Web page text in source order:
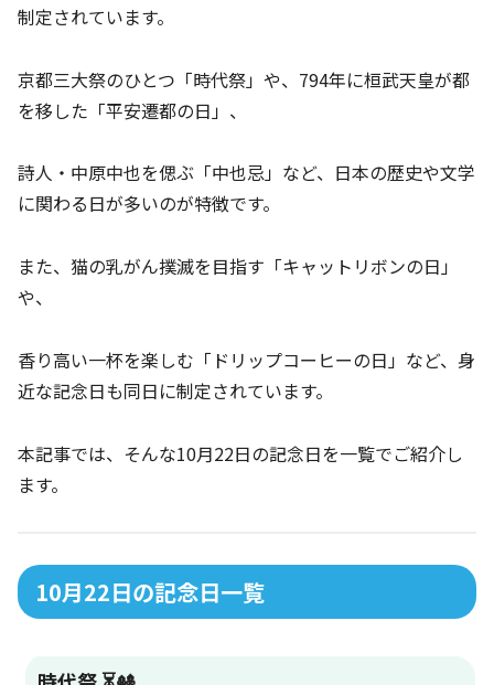
制定されています。
京都三大祭のひとつ「時代祭」や、794年に桓武天皇が都
を移した「平安遷都の日」、
詩人・中原中也を偲ぶ「中也忌」など、日本の歴史や文学
に関わる日が多いのが特徴です。
また、猫の乳がん撲滅を目指す「キャットリボンの日」
や、
香り高い一杯を楽しむ「ドリップコーヒーの日」など、身
近な記念日も同日に制定されています。
本記事では、そんな10月22日の記念日を一覧でご紹介し
ます。
10月22日の記念日一覧